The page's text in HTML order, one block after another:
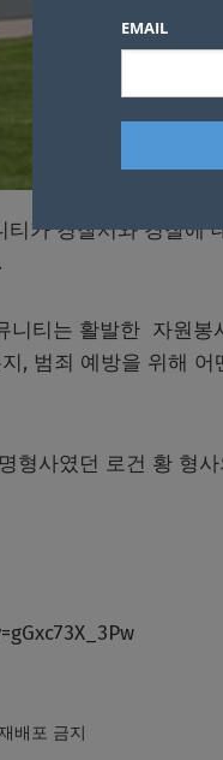
가 경찰서와 경찰에
니티는 활발한 자원
, 범죄 예방을 위해
형사였던 로건 황 형
배포 금지
EMAIL